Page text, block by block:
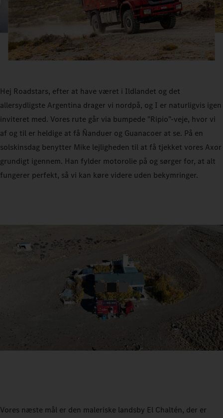
Hej Roadstars, efter at have været i Ildlandet og det
allersydligste Argentina drager vi nordpå, og I er naturligvis igen
inviteret med. Vores rute går via bumpede "Ripio"-veje, hvor vi
af og til er heldige at få Ñanduer og Guanacoer at se. På en
solskinsdag benytter Mike lejligheden til at få tjekket vores Axor
grundigt igennem. Han fylder motorolie på og sørger for, at alt
fungerer perfekt, så vi kan køre videre uden bekymringer.
Vores næste mål er den maleriske landsby El Chaltén, der er